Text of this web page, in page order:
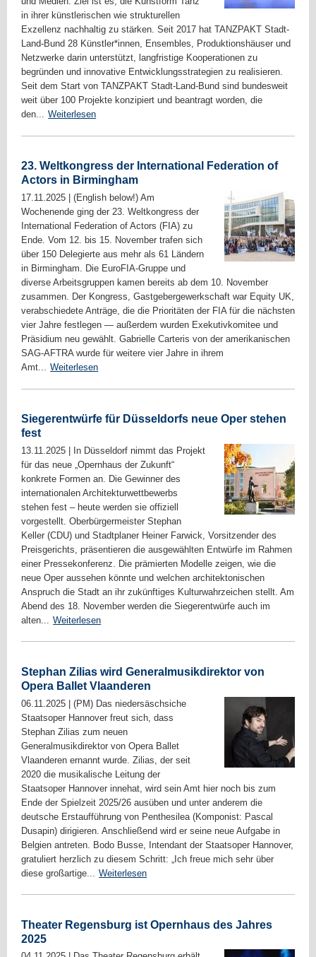
in ihrer künstlerischen wie strukturellen
Exzellenz nachhaltig zu stärken. Seit 2017 hat TANZPAKT Stadt-
Land-Bund 28 Künstler*innen, Ensembles, Produktionshäuser und
Netzwerke darin unterstützt, langfristige Kooperationen zu
begründen und innovative Entwicklungsstrategien zu realisieren.
Seit dem Start von TANZPAKT Stadt-Land-Bund sind bundesweit
weit über 100 Projekte konzipiert und beantragt worden, die
den... Weiterlesen
23. Weltkongress der International Federation of
Actors in Birmingham
17.11.2025
(English below!) Am
Wochenende ging der 23. Weltkongress der
International Federation of Actors (FIA) zu
Ende. Vom 12. bis 15. November trafen sich
über 150 Delegierte aus mehr als 61 Ländern
in Birmingham. Die EuroFIA-Gruppe und
diverse Arbeitsgruppen kamen bereits ab dem 10. November
zusammen. Der Kongress, Gastgebergewerkschaft war Equity UK,
verabschiedete Anträge, die die Prioritäten der FIA für die nächsten
vier Jahre festlegen — außerdem wurden Exekutivkomitee und
Präsidium neu gewählt. Gabrielle Carteris von der amerikanischen
SAG-AFTRA wurde für weitere vier Jahre in ihrem
Amt... Weiterlesen
Siegerentwürfe für Düsseldorfs neue Oper stehen
fest
13.11.2025
In Düsseldorf nimmt das Projekt
für das neue „Opernhaus der Zukunft“
konkrete Formen an. Die Gewinner des
internationalen Architekturwettbewerbs
stehen fest – heute werden sie offiziell
vorgestellt. Oberbürgermeister Stephan
Keller (CDU) und Stadtplaner Heiner Farwick, Vorsitzender des
Preisgerichts, präsentieren die ausgewählten Entwürfe im Rahmen
einer Pressekonferenz. Die prämierten Modelle zeigen, wie die
neue Oper aussehen könnte und welchen architektonischen
Anspruch die Stadt an ihr zukünftiges Kulturwahrzeichen stellt. Am
Abend des 18. November werden die Siegerentwürfe auch im
alten...
Weiterlesen
Stephan Zilias wird Generalmusikdirektor von
Opera Ballet Vlaanderen
06.11.2025 | (PM) Das niedersäschsiche
Staatsoper Hannover freut sich, dass
Stephan Zilias zum neuen
Generalmusikdirektor von Opera Ballet
Vlaanderen ernannt wurde. Zilias, der seit
2020 die musikalische Leitung der
Staatsoper Hannover innehat, wird sein Amt hier noch bis zum
Ende der Spielzeit 2025/26 ausüben und unter anderem die
deutsche Erstaufführung von Penthesilea (Komponist: Pascal
Dusapin) dirigieren. Anschließend wird er seine neue Aufgabe in
Belgien antreten. Bodo Busse, Intendant der Staatsoper Hannover,
gratuliert herzlich zu diesem Schritt: „Ich freue mich sehr über
diese großartige...
Weiterlesen
Theater Regensburg ist Opernhaus des Jahres
2025